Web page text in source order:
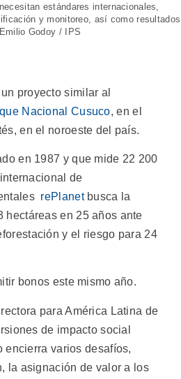
estándares internacionales,
y monitoreo, así como resultados
Godoy / IPS
proyecto similar al
Nacional Cusuco, en el
en el noroeste del país.
en 1987 y que mide 22 200
de
rePlanetbusca la
hectáreas en 25 años ante
y el riesgo para 24
bonos este mismo año.
para América Latina de
de impacto social
encierra varios desafíos,
la asignación de valor a los